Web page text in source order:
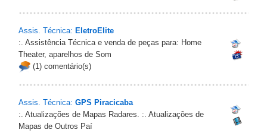
Assis. Técnica: EletroElite
:. Assistência Técnica e venda de peças para: Home
Theater, aparelhos de Som
(1) comentário(s)
Assis. Técnica: GPS Piracicaba
:. Atualizações de Mapas Radares. :. Atualizações de
Mapas de Outros Paí